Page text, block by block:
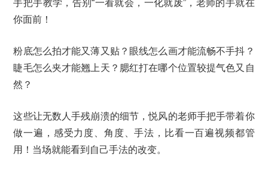
手把手教学，告别“一看就会，一化就废”，老师的手就在
你面前！
粉底怎么拍才能又薄又贴？眼线怎么画才能流畅不手抖？
睫毛怎么夹才能翘上天？腮红打在哪个位置较提气色又自
然？
这些让无数人手残崩溃的细节，悦风的老师手把手带着你
做一遍，感受力度、角度、手法，比看一百遍视频都管
用！当场就能看到自己手法的改变。